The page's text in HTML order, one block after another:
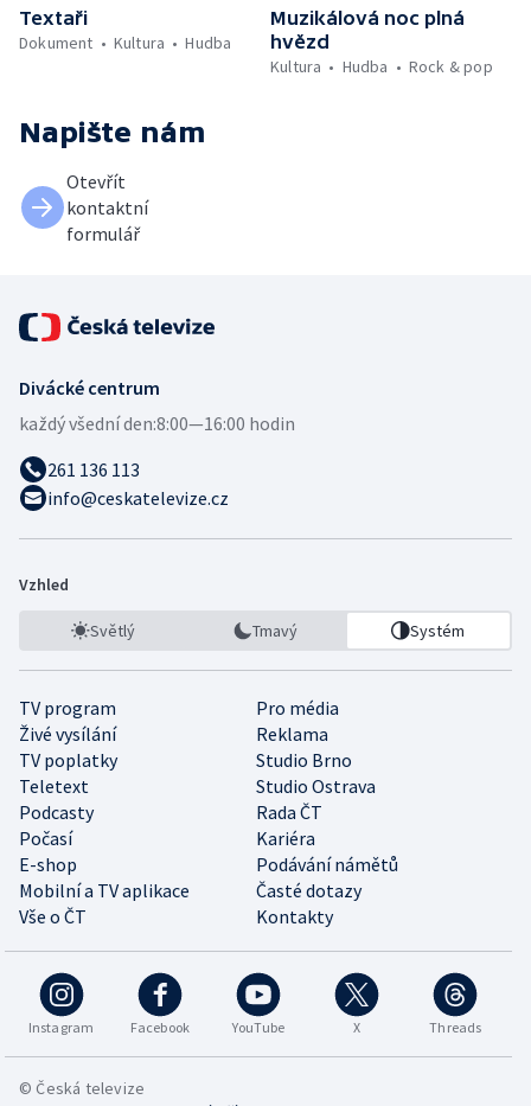
Textaři
Dokument
Kultura Hudba
Muzikálová noc plná
hvězd
Kultura
Hudba Rock & pop
Napište nám
Otevřít
kontaktní
formulář
Divácké centrum
každý všední den:8:00—16:00 hodin
261 136 113
info@ceskatelevize.cz
Vzhled
Světlý Tmavý Systém
TV program
Pro média
Živé vysílání
Reklama
TV poplatky
Studio Brno
Teletext
Studio Ostrava
Podcasty
Rada ČT
Počasí
Kariéra
E-shop
Podávání námětů
Mobilní a TV aplikace
Časté dotazy
Vše o ČT
Kontakty
Instagram Facebook YouTube X Threads
© Česká televize